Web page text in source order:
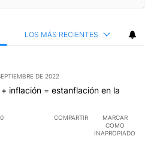
LOS MÁS RECIENTES
DE 2022
inflación = estanflación en la
0 COMPARTIR
MARCAR
COMO
INAPROPIADO